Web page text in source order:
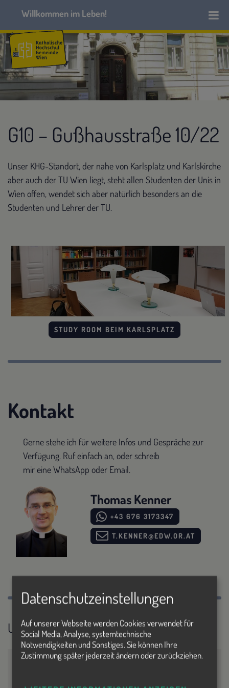
G10 – Gußhausstraße 10/22
Unser KHG-Standort, der nahe von Karlsplatz und Karlskirche
aber auch der TU Wien liegt, steht allen Studenten der Unis in
Wien offen, wendet sich aber natürlich besonders an die
Studenten und Lehrer der TU.
STUDY ROOM BEIM KARLSPLATZ
Kontakt
Gerne stehe ich für weitere Infos und Gespräche zur
Verfügung. Ruf einfach an, oder schreib
mir eine WhatsApp oder Email.
Thomas Kenner
+43 676 3173347
T.KENNER@EDW.OR.AT
Unsere Location:
Datenschutzeinstellungen
Auf unserer Webseite werden Cookies verwendet für
Social Media, Analyse, systemtechnische
Notwendigkeiten und Sonstiges. Sie können Ihre
Zustimmung später jederzeit ändern oder zurückziehen.